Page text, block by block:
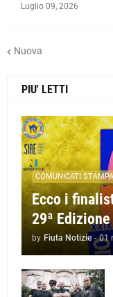
Luglio 09, 2026
Nuova
PIU' LETTI
COMUNICATI STAMPA
Ecco i
29ª Edizione
by Fiuta Notizie - 01